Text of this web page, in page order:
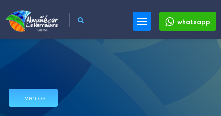
whatsapp
Eventos